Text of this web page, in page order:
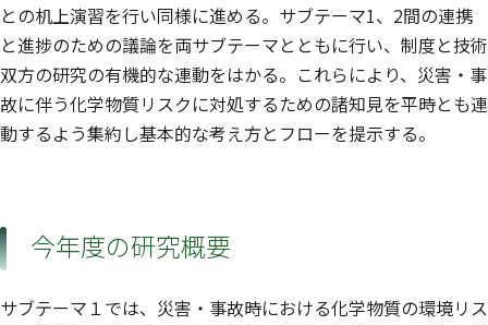
との机上演習を行い同様に進める。サブテーマ1、2間の連携
と進捗のための議論を両サブテーマとともに行い、制度と技術
双方の研究の有機的な連動をはかる。これらにより、災害・事
故に伴う化学物質リスクに対処するための諸知見を平時とも連
動するよう集約し基本的な考え方とフローを提示する。
今年度の研究概要
サブテーマ１では、災害・事故時における化学物質の環境リス